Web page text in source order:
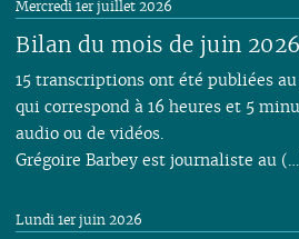
Bilan du mois de juin 2026
Mercredi 1er juillet 2026
15 transcriptions ont été publiées
qui correspond à 16 heures et 5
audio ou de vidéos.
Grégoire Barbey est journaliste au
Lundi 1er juin 2026